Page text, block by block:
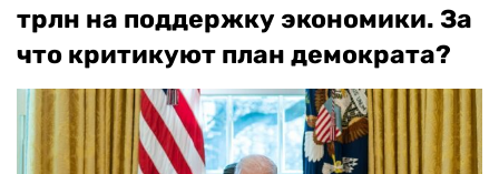
трлн на поддержку экономики. За
что критикуют план демократа?